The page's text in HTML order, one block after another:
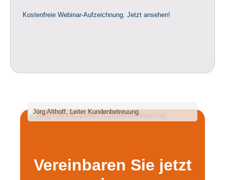
Kostenfreie Webinar-Aufzeichnung. Jetzt ansehen!
Jörg Althoff, Leiter Kundenbetreuung
Vereinbaren Sie jetzt